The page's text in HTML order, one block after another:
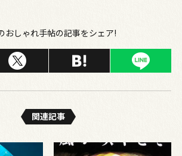
おしゃれ手帖の記事をシェア!
関連記事